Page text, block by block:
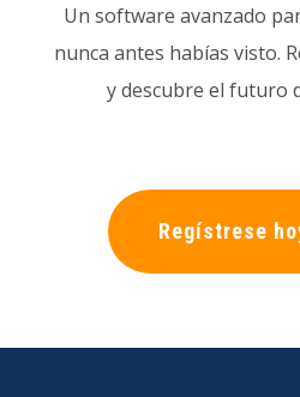
Un software avanzado
nunca antes habías visto.
y descubre el futuro
Regístrese